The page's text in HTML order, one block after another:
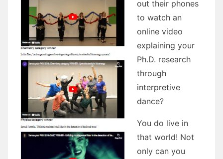
out their phones
to watch an
online video
explaining your
Ph.D. research
through
interpretive
dance?
You do live in
that world! Not
only can you